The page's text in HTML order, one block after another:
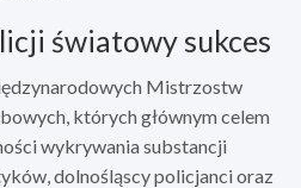
światowy sukces
Mistrzostw
których głównym celem
wykrywania substancji
dolnośląscy policjanci oraz